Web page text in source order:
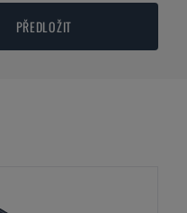
PŘEDLOŽIT